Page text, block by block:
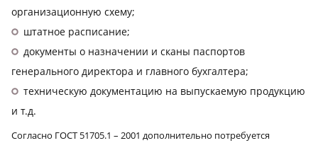
организационную схему;
штатное расписание;
документы о назначении и сканы паспортов
генерального директора и главного бухгалтера;
техническую документацию на выпускаемую продукцию
и т.д.
Согласно ГОСТ 51705.1 – 2001 дополнительно потребуется